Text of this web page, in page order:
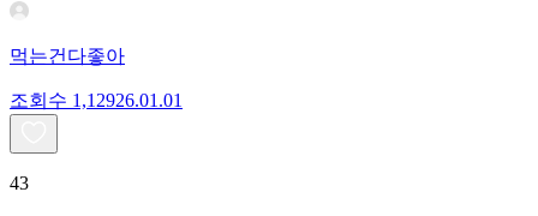
먹는건다좋아
조회수 1,12926.01.01
43